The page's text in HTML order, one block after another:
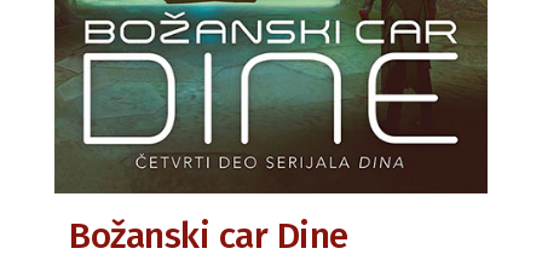
Božanski car Dine